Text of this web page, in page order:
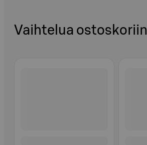
Vaihtelua ostoskoriin